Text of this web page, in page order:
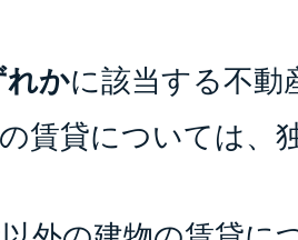
れかに該当する不動
賃貸については、